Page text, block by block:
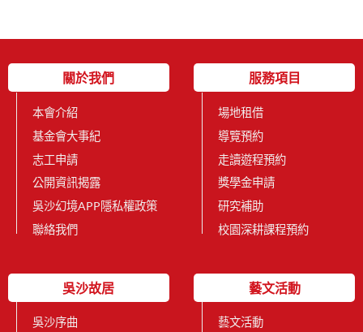
關於我們
本會介紹
基金會大事紀
志工申請
公開資訊揭露
吳沙幻境APP隱私權政策
聯絡我們
服務項目
場地租借
導覽預約
走讀遊程預約
獎學金申請
研究補助
校園深耕課程預約
吳沙故居
吳沙序曲
藝文活動
藝文活動